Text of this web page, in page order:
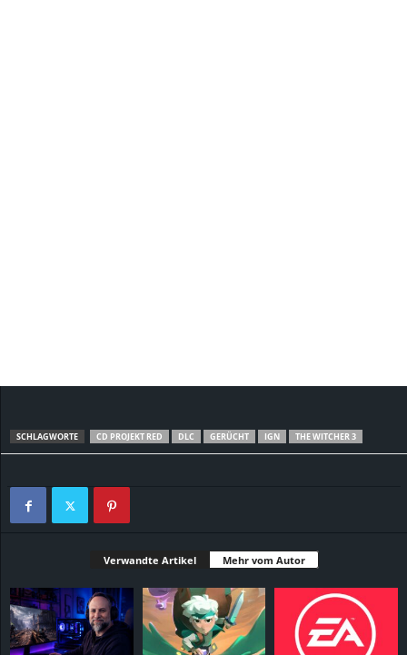
SCHLAGWORTE CD PROJEKT RED DLC GERÜCHT IGN THE WITCHER 3
Verwandte Artikel Mehr vom Autor